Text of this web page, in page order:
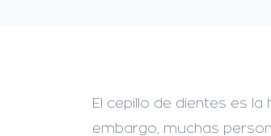
El cepillo de dientes es
embargo, muchas